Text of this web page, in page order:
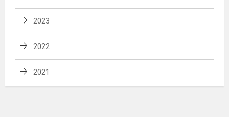
2023
2022
2021